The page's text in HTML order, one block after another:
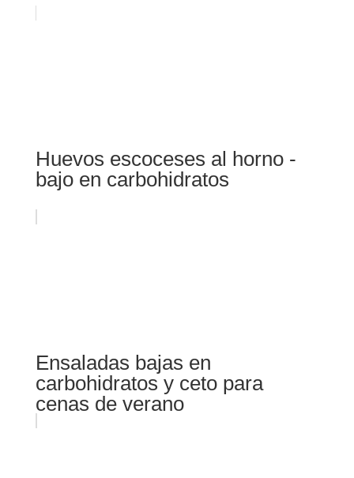
Huevos escoceses al horno -
bajo en carbohidratos
Ensaladas bajas en
carbohidratos y ceto para
cenas de verano